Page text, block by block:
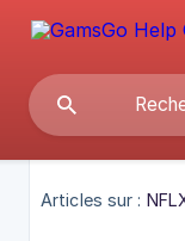
Articles sur :